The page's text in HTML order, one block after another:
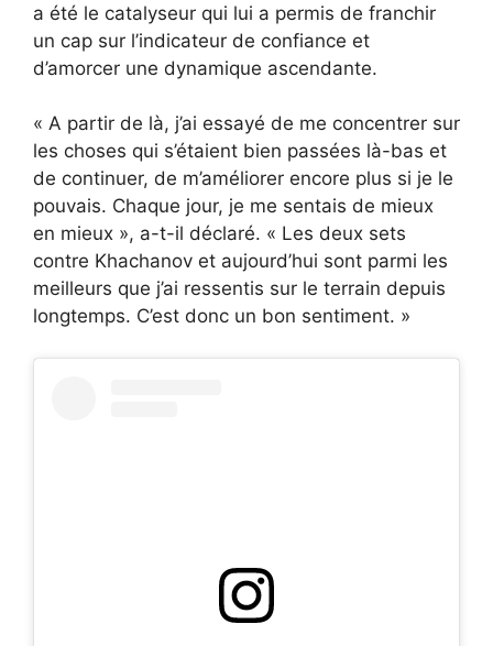
a été le catalyseur qui lui a permis de franchir
un cap sur l’indicateur de confiance et
d’amorcer une dynamique ascendante.
« A partir de là, j’ai essayé de me concentrer sur
les choses qui s’étaient bien passées là-bas et
de continuer, de m’améliorer encore plus si je le
pouvais. Chaque jour, je me sentais de mieux
en mieux », a-t-il déclaré. « Les deux sets
contre Khachanov et aujourd’hui sont parmi les
meilleurs que j’ai ressentis sur le terrain depuis
longtemps. C’est donc un bon sentiment. »